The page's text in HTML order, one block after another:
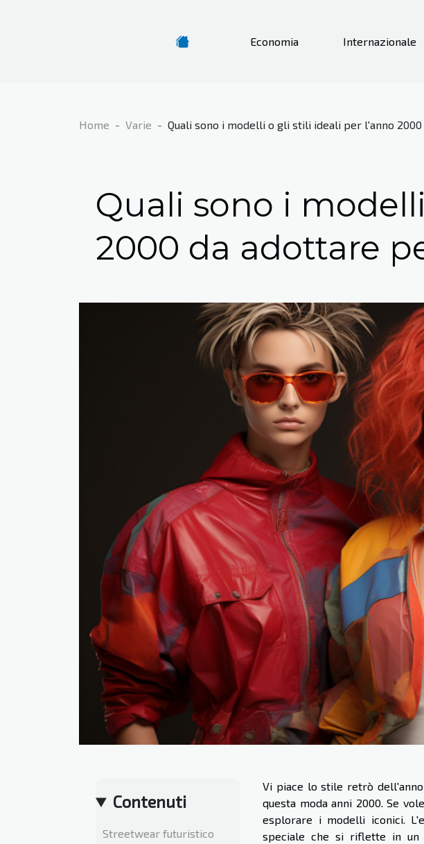
Economia Internazionale
Home Varie Quali sono i modelli o gli stili ideali per l'anno
Quali sono i
2000 da adottare
Contenuti
Streetwear futuristico
Vi piace lo stile retrò
questa moda anni 2000. Se
esplorare i modelli iconici.
speciale che si riflette in un